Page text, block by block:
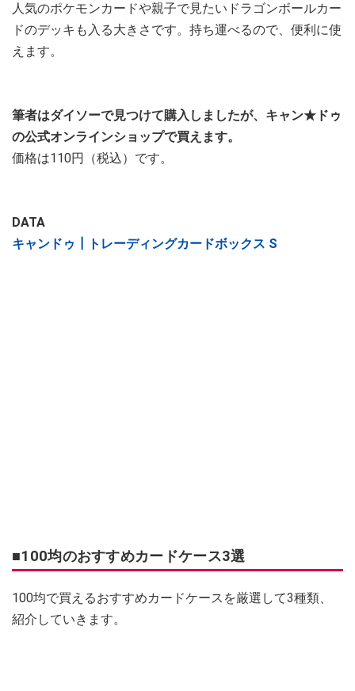
人気のポケモンカードや親子で見たいドラゴンボールカー
ドのデッキも入る大きさです。持ち運べるので、便利に使
えます。
筆者はダイソーで見つけて購入しましたが、キャン★ドゥ
の公式オンラインショップで買えます。
価格は110円（税込）です。
DATA
キャンドゥ┃トレーディングカードボックス S
■100均のおすすめカードケース3選
100均で買えるおすすめカードケースを厳選して3種類、
紹介していきます。